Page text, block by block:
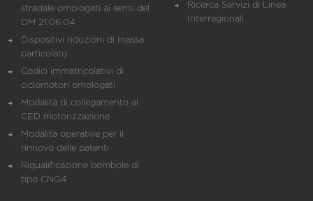
stradale omologati ai sensi del
DM 21.06.04
Dispositivi riduzioni di massa
particolato
Codici immatricolativi di
ciclomotori omologati
Modalità di collegamento al
CED motorizzazione
Modalità operative per il
rinnovo delle patenti
Riqualificazione bombole di
tipo CNG4
Ricerca Servizi di Linea
Interregionali